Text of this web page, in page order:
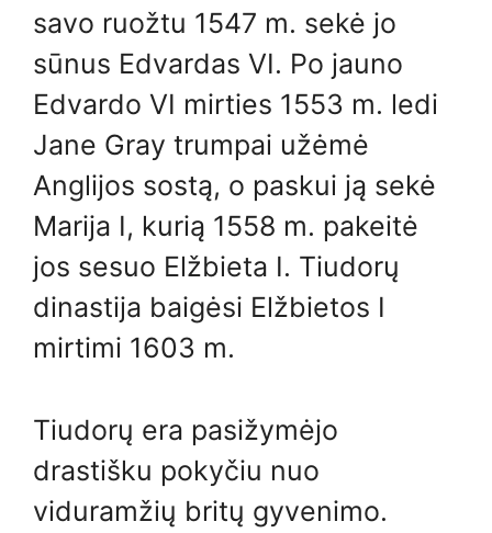
savo ruožtu 1547 m. sekė jo
sūnus Edvardas VI. Po jauno
Edvardo VI mirties 1553 m. ledi
Jane Gray trumpai užėmė
Anglijos sostą, o paskui ją sekė
Marija I, kurią 1558 m. pakeitė
jos sesuo Elžbieta I. Tiudorų
dinastija baigėsi Elžbietos I
mirtimi 1603 m.
Tiudorų era pasižymėjo
drastišku pokyčiu nuo
viduramžių britų gyvenimo.